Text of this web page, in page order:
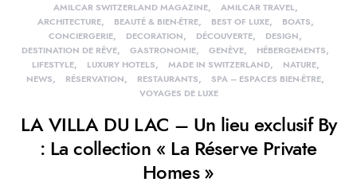
AMILCAR SWITZERLAND MAGAZINE
AMILCAR TRAVEL
ARCHITECTURE
BEAUTÉ & BIEN-ÊTRE BEST OF LUXE
BOATS
CONCIERGERIE
DECORATION DÉCOUVERTE
DESIGN
DESTINATION DE RÊVE
GASTRONOMIE GENÈVE
HÉBERGEMENTS
LIFESTYLE
LUXURY HOTELS MADE IN SWITZERLAND
NATURE
NEWS
RÉSERVATION RESTAURANTS
SPA – ESPACES BIEN-ÊTRE
VOYAGES DE LUXE
LA VILLA DU LAC – Un lieu exclusif By
: La collection « La Réserve Private
Homes »